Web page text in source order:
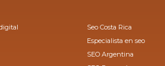
Seo Costa Rica
Especialista en seo
SEO Argentina